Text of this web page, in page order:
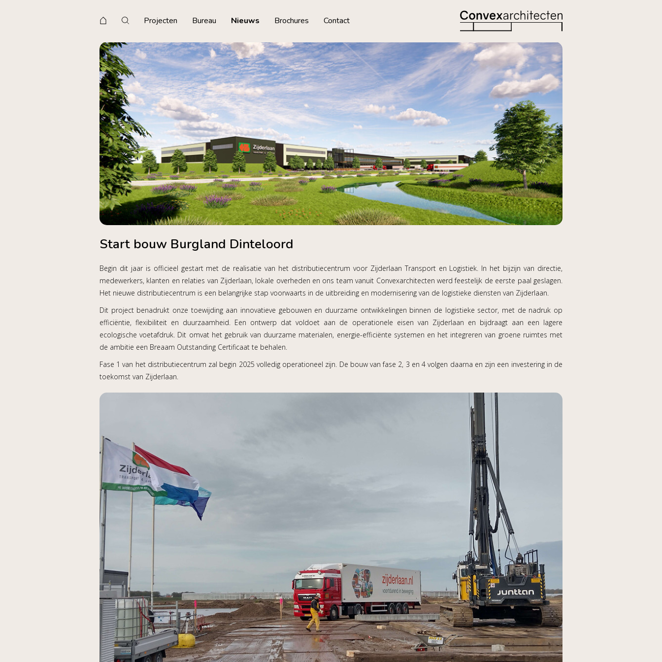
Projecten Bureau Nieuws Brochures Contact
Start bouw Burgland Dinteloord
Begin dit jaar is officieel gestart met de realisatie van het distributiecentrum voor Zijderlaan Transport en Logistiek. In het bijzijn van directie,
medewerkers, klanten en relaties van Zijderlaan, lokale overheden en ons team vanuit Convexarchitecten werd feestelijk de eerste paal geslagen.
Het nieuwe distributiecentrum is een belangrijke stap voorwaarts in de uitbreiding en modernisering van de logistieke diensten van Zijderlaan.
Dit project benadrukt onze toewijding aan innovatieve gebouwen en duurzame ontwikkelingen binnen de logistieke sector, met de nadruk op
efficiëntie, flexibiliteit en duurzaamheid. Een ontwerp dat voldoet aan de operationele eisen van Zijderlaan en bijdraagt aan een lagere
ecologische voetafdruk. Dit omvat het gebruik van duurzame materialen, energie-efficiënte systemen en het integreren van groene ruimtes met
de ambitie een Breaam Outstanding Certificaat te behalen.
Fase 1 van het distributiecentrum zal begin 2025 volledig operationeel zijn. De bouw van fase 2, 3 en 4 volgen daarna en zijn een investering in de
toekomst van Zijderlaan.